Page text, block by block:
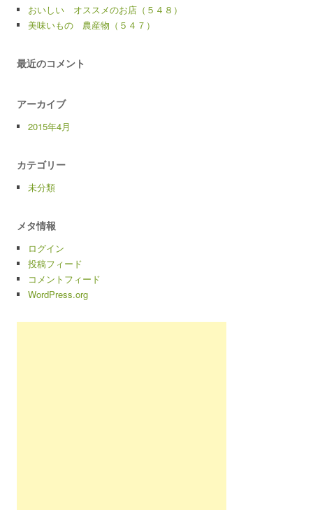
おいしい オススメのお店（５４８）
美味いもの 農産物（５４７）
最近のコメント
アーカイブ
2015年4月
カテゴリー
未分類
メタ情報
ログイン
投稿フィード
コメントフィード
WordPress.org